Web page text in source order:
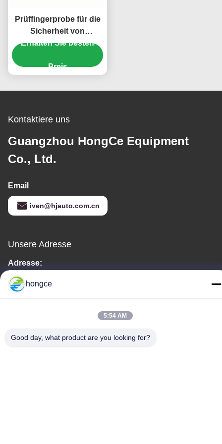
Prüffingerprobe für die
Sicherheit von
Haushaltsgeräten nach
Erhalten Sie besten
Preis
Kontaktiere uns
Guangzhou HongCe Equipment
Co., Ltd.
Email
iven@hjauto.com.cn
Unsere Adresse
Adresse:
Nr. 6-39, Bauernhof Yaogu, Dorf Shibi Nr. 3, Straße Shibi, Bezirk
Panyu, Guangzhou
hongce
5:54 AM
Good day, what product are you looking for?